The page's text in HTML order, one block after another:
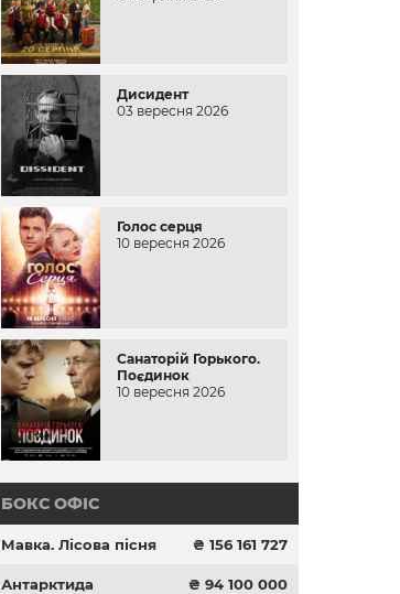
Дисидент
03 вересня 2026
Голос серця
10 вересня 2026
Санаторій Горького.
Поєдинок
10 вересня 2026
БОКС ОФІС
Мавка. Лісова пісня ₴ 156 161 727
Антарктида ₴ 94 100 000